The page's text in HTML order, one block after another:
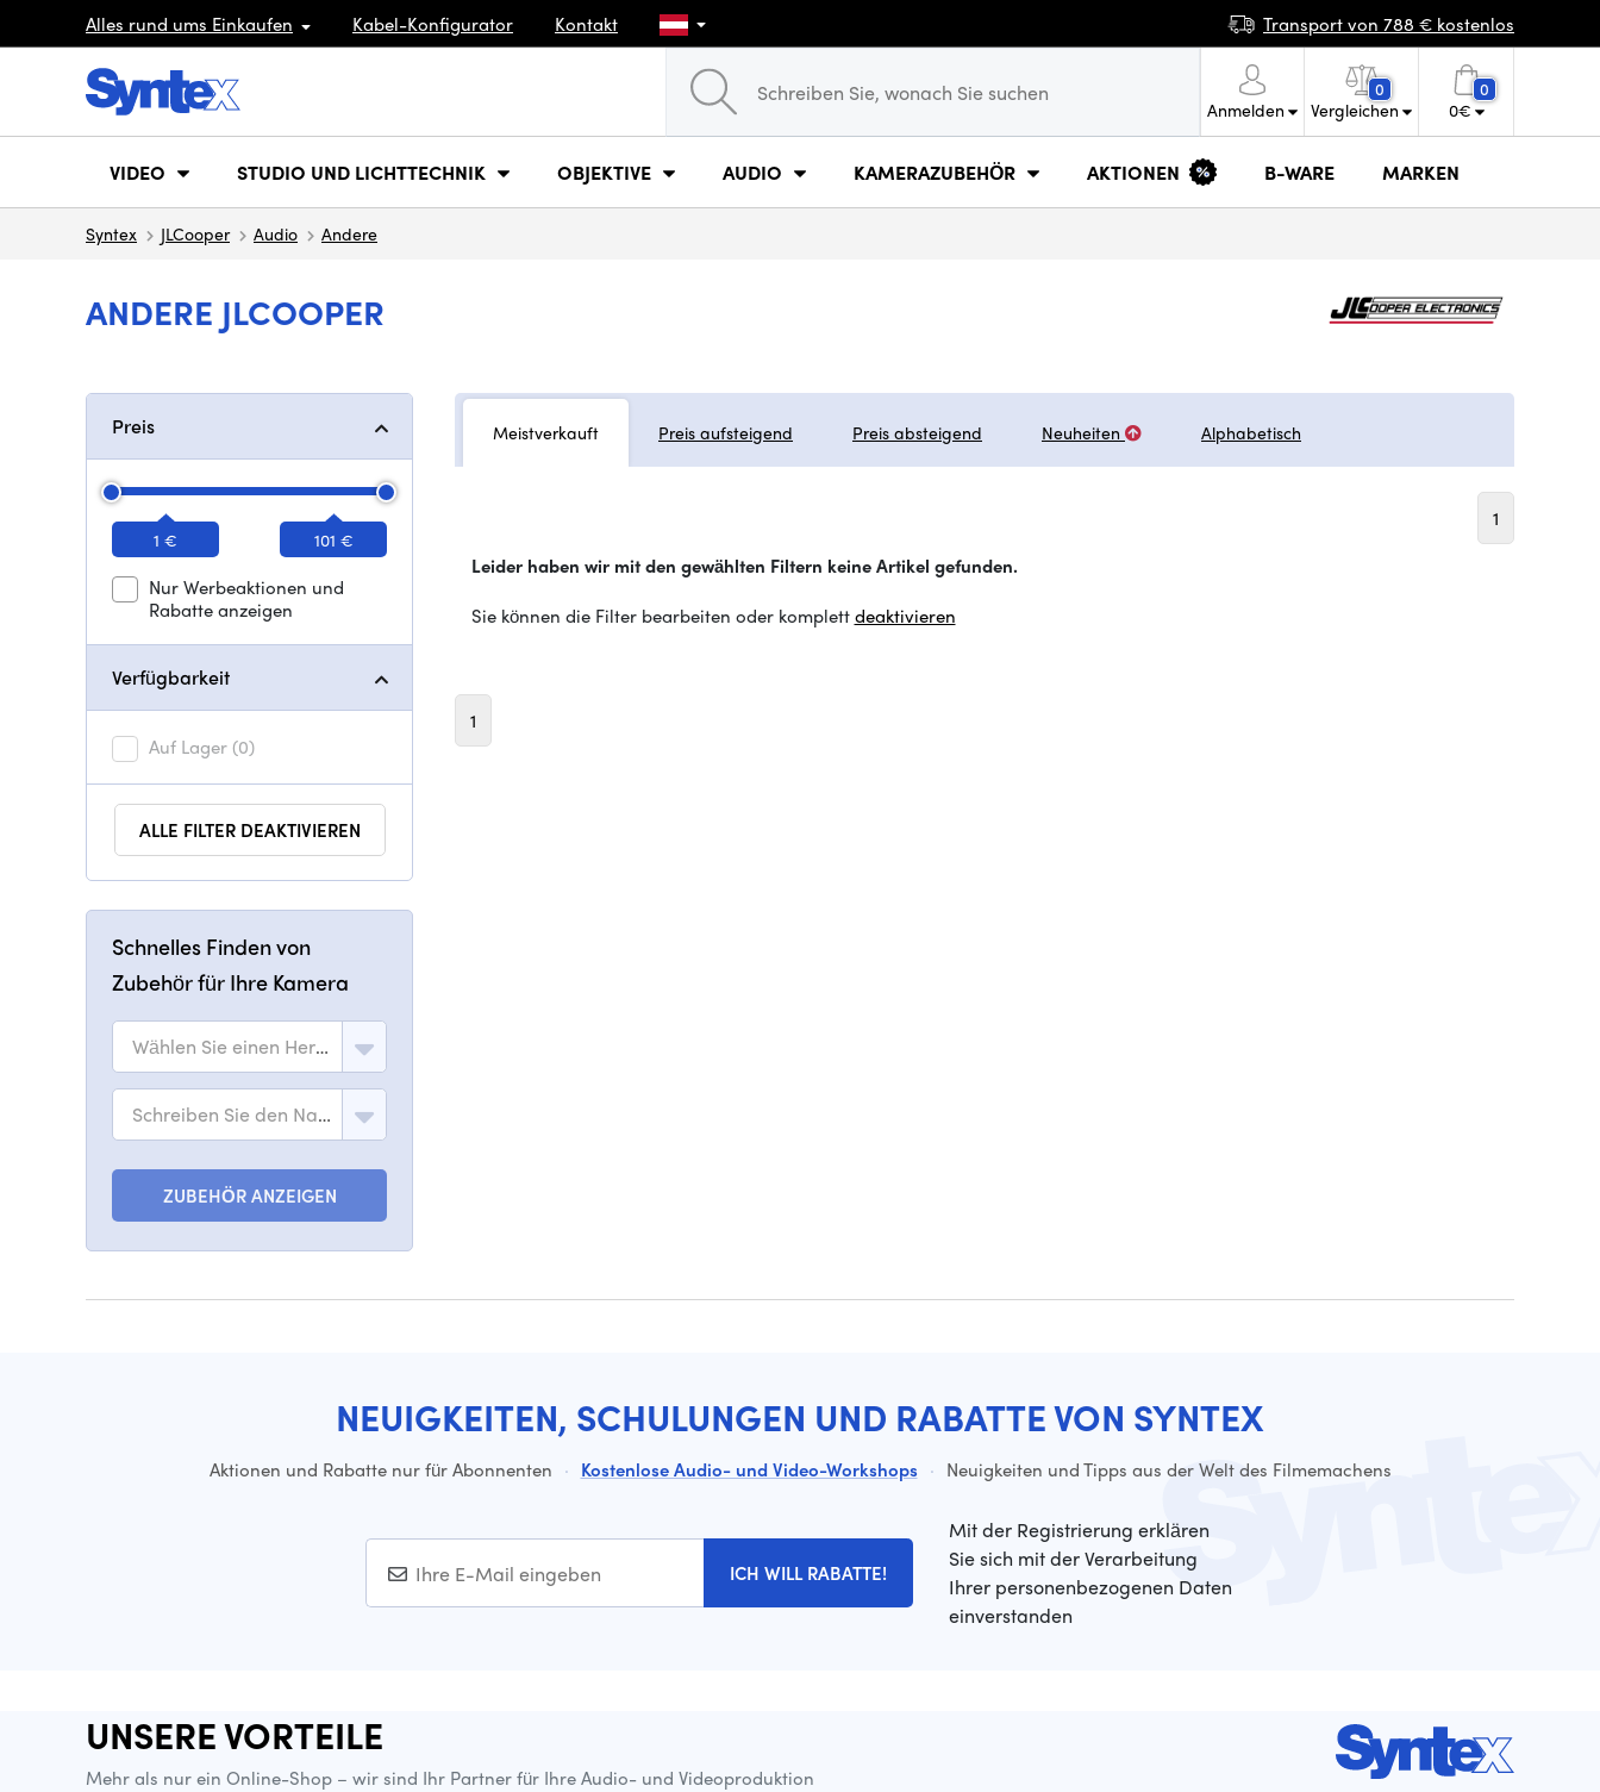
Alles rund ums Einkaufen Kabel-Konfigurator Kontakt Transport von 788 € kostenlos
Anmelden
0
Vergleichen
0
0€
VIDEO STUDIO UND LICHTTECHNIK OBJEKTIVE AUDIO KAMERAZUBEHÖR AKTIONEN B-WARE MARKEN
Syntex JLCooper Audio Andere
ANDERE JLCOOPER
Preis
1 € 101 €
Nur Werbeaktionen und
Rabatte anzeigen
Verfügbarkeit
Auf Lager (0)
ALLE FILTER DEAKTIVIEREN
Schnelles Finden von
Zubehör für Ihre Kamera
Wählen Sie einen Hersteller
Schreiben Sie den Namen des Modells
ZUBEHÖR ANZEIGEN
Meistverkauft Preis aufsteigend Preis absteigend Neuheiten Alphabetisch
1
Leider haben wir mit den gewählten Filtern keine Artikel gefunden.
Sie können die Filter bearbeiten oder komplettdeaktivieren
1
NEUIGKEITEN, SCHULUNGEN UND RABATTE VON SYNTEX
Aktionen und Rabatte nur für Abonnenten · Kostenlose Audio- und Video-Workshops · Neuigkeiten und Tipps aus der Welt des Filmemachens
ICH WILL RABATTE!
Mit der Registrierung erklären
Sie sich mit der Verarbeitung
Ihrer personenbezogenen Daten
einverstanden
UNSERE VORTEILE
Mehr als nur ein Online-Shop – wir sind Ihr Partner für Ihre Audio- und Videoproduktion